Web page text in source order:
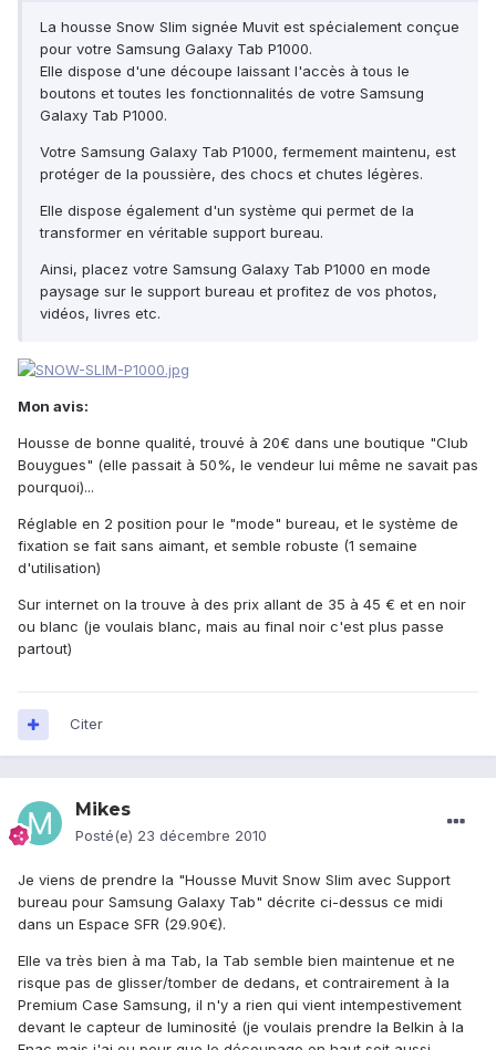
La housse Snow Slim signée Muvit est spécialement conçue
pour votre Samsung Galaxy Tab P1000.
Elle dispose d'une découpe laissant l'accès à tous le
boutons et toutes les fonctionnalités de votre Samsung
Galaxy Tab P1000.
Votre Samsung Galaxy Tab P1000, fermement maintenu, est
protéger de la poussière, des chocs et chutes légères.
Elle dispose également d'un système qui permet de la
transformer en véritable support bureau.
Ainsi, placez votre Samsung Galaxy Tab P1000 en mode
paysage sur le support bureau et profitez de vos photos,
vidéos, livres etc.
Mon avis:
Housse de bonne qualité, trouvé à 20€ dans une boutique "Club
Bouygues" (elle passait à 50%, le vendeur lui même ne savait pas
pourquoi)...
Réglable en 2 position pour le "mode" bureau, et le système de
fixation se fait sans aimant, et semble robuste (1 semaine
d'utilisation)
Sur internet on la trouve à des prix allant de 35 à 45 € et en noir
ou blanc (je voulais blanc, mais au final noir c'est plus passe
partout)
Citer
Mikes
Posté(e) 23 décembre 2010
Je viens de prendre la "Housse Muvit Snow Slim avec Support
bureau pour Samsung Galaxy Tab" décrite ci-dessus ce midi
dans un Espace SFR (29.90€).
Elle va très bien à ma Tab, la Tab semble bien maintenue et ne
risque pas de glisser/tomber de dedans, et contrairement à la
Premium Case Samsung, il n'y a rien qui vient intempestivement
devant le capteur de luminosité (je voulais prendre la Belkin à la